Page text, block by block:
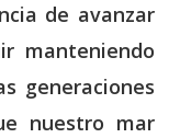
de avanzar
manteniendo
generaciones
nuestro mar